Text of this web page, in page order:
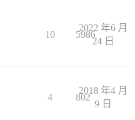
10 5986
2022 年6 月
24 日
4 802
2018 年4 月
9 日